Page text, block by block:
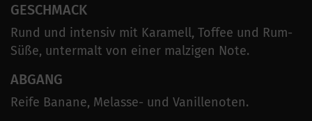
GESCHMACK
Rund und intensiv mit Karamell, Toffee und Rum-
Süße, untermalt von einer malzigen Note.
ABGANG
Reife Banane, Melasse- und Vanillenoten.